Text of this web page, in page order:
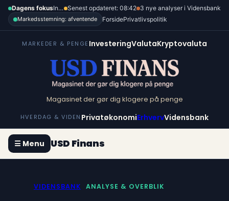
Spring
indhold
Dagens fokus Inflation, renter og dollar Senest opdateret: 08:42 3 nye analyser i Vidensbank
Markedsstemning: afventende ForsidePrivatlivspolitik
MARKEDER & PENGE InvesteringValutaKryptovaluta
Magasinet der gør dig klogere på penge
HVERDAG & VIDEN PrivatøkonomiErhvervVidensbank
☰ Menu USD Finans
VIDENSBANK ANALYSE & OVERBLIK